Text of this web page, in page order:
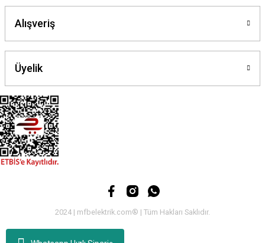
Alışveriş
Üyelik
2024 | mfbelektrik.com® | Tüm Hakları Saklıdır.